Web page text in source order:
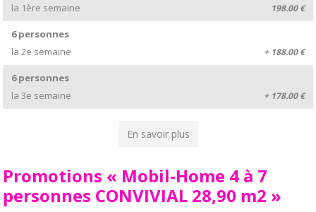
la 1ère semaine
198.00 €
6 personnes
la 2e semaine
+ 188.00 €
6 personnes
la 3e semaine
+ 178.00 €
En savoir plus
Promotions « Mobil-Home 4 à 7
personnes CONVIVIAL 28,90 m2 »